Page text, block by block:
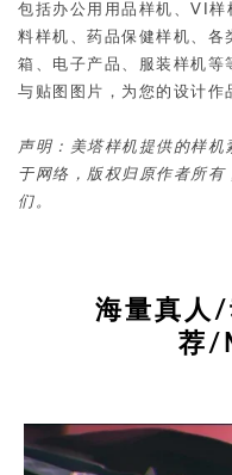
包括办公用用品样机、VI
料样机、药品保健样机、各
箱、电子产品、服装样机等
与贴图图片，为您的设计作
声明：美塔样机提供的样
于网络，版权归原作者所
们。
海量真人/
荐/